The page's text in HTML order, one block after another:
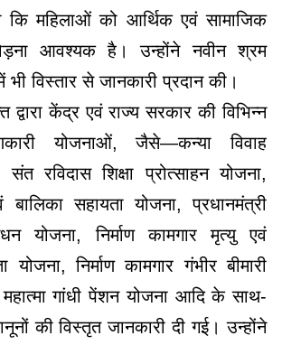
महिलाओं को आर्थिक एवं सामाजिक
आवश्यक है। उन्होंने नवीन श्रम
विस्तार से जानकारी प्रदान की।
केंद्र एवं राज्य सरकार की विभिन्न
योजनाओं, जैसे—कन्या विवाह
संत रविदास शिक्षा प्रोत्साहन योजना,
सहायता योजना, प्रधानमंत्री
योजना, निर्माण कामगार मृत्यु एवं
योजना, निर्माण कामगार गंभीर बीमारी
महात्मा गांधी पेंशन योजना आदि के साथ-
की विस्तृत जानकारी दी गई। उन्होंने